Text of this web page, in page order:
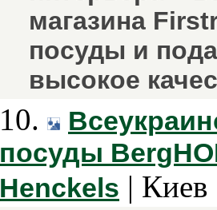
магазина
посуды и
высокое
10.
посуды
Henckels |